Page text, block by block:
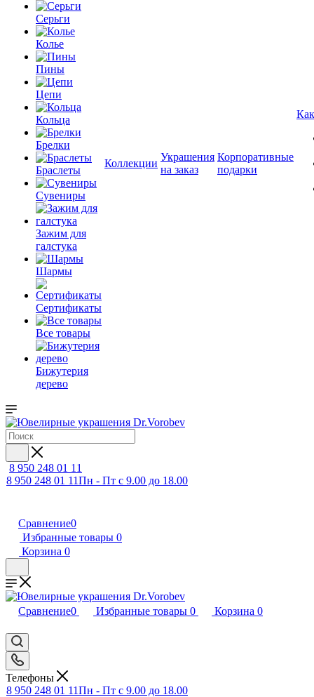
Серьги
Колье
Пины
Цепи
Кольца
Брелки
Браслеты
Сувениры
Зажим для
галстука
Шармы
Сертификаты
Все товары
Бижутерия
дерево
Коллекции
Украшения
на заказ
Корпоративные
подарки
8 950 248 01 11
8 950 248 01 11Пн - Пт с 9.00 до 18.00
Сравнение0
Избранные товары 0
Корзина 0
Сравнение0 Избранные товары 0 Корзина 0
Телефоны
8 950 248 01 11Пн - Пт с 9.00 до 18.00